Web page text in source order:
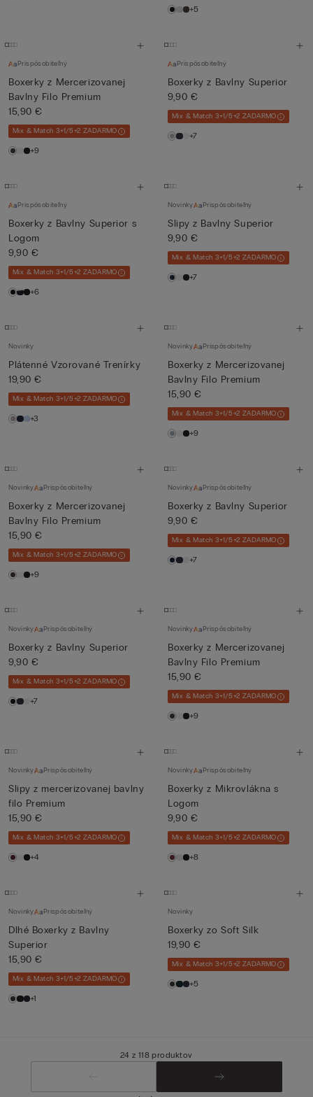
+5
Prispôsobiteľný
Boxerky z Mercerizovanej
Bavlny Filo Premium
15,90 €
Mix & Match 3+1/5+2 ZADARMO
+9
Prispôsobiteľný
Boxerky z Bavlny Superior
9,90 €
Mix & Match 3+1/5+2 ZADARMO
+7
Prispôsobiteľný
Boxerky z Bavlny Superior s
Logom
9,90 €
Mix & Match 3+1/5+2 ZADARMO
+6
Novinky Prispôsobiteľný
Slipy z Bavlny Superior
9,90 €
Mix & Match 3+1/5+2 ZADARMO
+7
Novinky
Plátenné Vzorované Trenírky
19,90 €
Mix & Match 3+1/5+2 ZADARMO
+3
Novinky Prispôsobiteľný
Boxerky z Mercerizovanej
Bavlny Filo Premium
15,90 €
Mix & Match 3+1/5+2 ZADARMO
+9
Novinky Prispôsobiteľný
Boxerky z Mercerizovanej
Bavlny Filo Premium
15,90 €
Mix & Match 3+1/5+2 ZADARMO
+9
Novinky Prispôsobiteľný
Boxerky z Bavlny Superior
9,90 €
Mix & Match 3+1/5+2 ZADARMO
+7
Novinky Prispôsobiteľný
Boxerky z Bavlny Superior
9,90 €
Mix & Match 3+1/5+2 ZADARMO
+7
Novinky Prispôsobiteľný
Boxerky z Mercerizovanej
Bavlny Filo Premium
15,90 €
Mix & Match 3+1/5+2 ZADARMO
+9
Novinky Prispôsobiteľný
Slipy z mercerizovanej bavlny
filo Premium
15,90 €
Mix & Match 3+1/5+2 ZADARMO
+4
Novinky Prispôsobiteľný
Boxerky z Mikrovlákna s
Logom
9,90 €
Mix & Match 3+1/5+2 ZADARMO
+8
Novinky Prispôsobiteľný
Dlhé Boxerky z Bavlny
Superior
15,90 €
Mix & Match 3+1/5+2 ZADARMO
+1
Novinky
Boxerky zo Soft Silk
19,90 €
Mix & Match 3+1/5+2 ZADARMO
+5
24 z 118 produktov